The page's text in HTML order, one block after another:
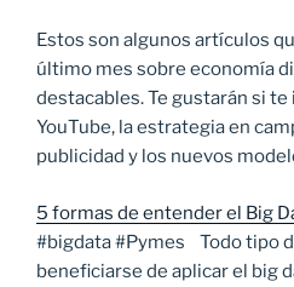
Estos son algunos artículos
último mes sobre economía
destacables. Te gustarán si
YouTube, la estrategia en
publicidad y los nuevos
5 formas de entender el Big
#bigdata #Pymes Todo tipo
beneficiarse de aplicar el big